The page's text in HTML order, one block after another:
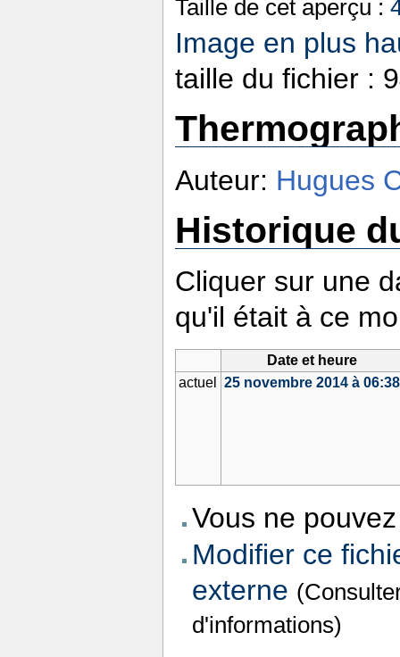
Taille de cet aperçu :
Image en plus
taille du fichier :
Auteur: Hugues
Historique
Cliquer sur une
qu'il était à ce
Date et heure
actuel
25 novembre 2014 à 06:38
Vous ne
Modifier ce
externe
d'informations)